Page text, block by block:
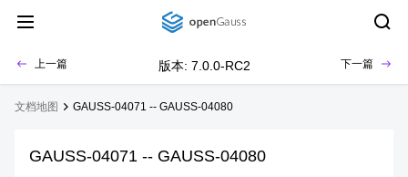
上一篇 版本: 7.0.0-RC2 下一篇
文档地图 GAUSS-04071 -- GAUSS-04080
GAUSS-04071 -- GAUSS-04080